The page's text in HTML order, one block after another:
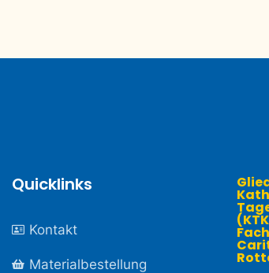
Quicklinks
Kontakt
Materialbestellung